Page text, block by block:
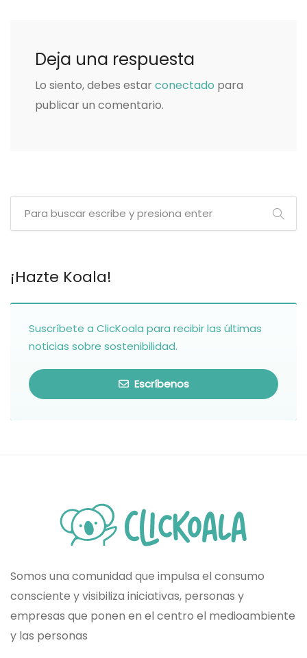
Deja una respuesta
Lo siento, debes estar conectado para
publicar un comentario.
¡Hazte Koala!
Suscríbete a ClicKoala para recibir las últimas
noticias sobre sostenibilidad.
Escríbenos
Somos una comunidad que impulsa el consumo
consciente y visibiliza iniciativas, personas y
empresas que ponen en el centro el medioambiente
y las personas